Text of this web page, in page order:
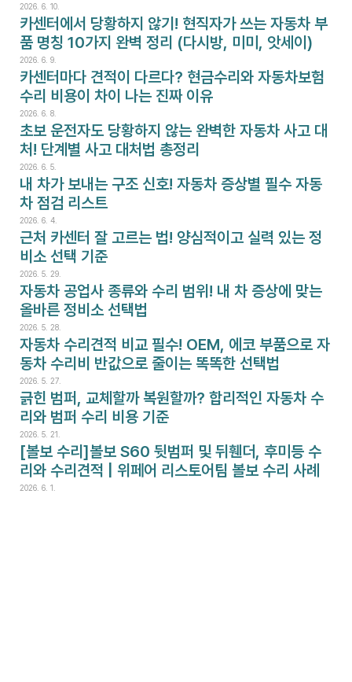
2026. 6. 10.
카센터에서 당황하지 않기! 현직자가 쓰는 자동차 부
품 명칭 10가지 완벽 정리 (다시방, 미미, 앗세이)
2026. 6. 9.
카센터마다 견적이 다르다? 현금수리와 자동차보험
수리 비용이 차이 나는 진짜 이유
2026. 6. 8.
초보 운전자도 당황하지 않는 완벽한 자동차 사고 대
처! 단계별 사고 대처법 총정리
2026. 6. 5.
내 차가 보내는 구조 신호! 자동차 증상별 필수 자동
차 점검 리스트
2026. 6. 4.
근처 카센터 잘 고르는 법! 양심적이고 실력 있는 정
비소 선택 기준
2026. 5. 29.
자동차 공업사 종류와 수리 범위! 내 차 증상에 맞는
올바른 정비소 선택법
2026. 5. 28.
자동차 수리견적 비교 필수! OEM, 에코 부품으로 자
동차 수리비 반값으로 줄이는 똑똑한 선택법
2026. 5. 27.
긁힌 범퍼, 교체할까 복원할까? 합리적인 자동차 수
리와 범퍼 수리 비용 기준
2026. 5. 21.
[볼보 수리]볼보 S60 뒷범퍼 및 뒤휀더, 후미등 수
리와 수리견적 | 위페어 리스토어팀 볼보 수리 사례
2026. 6. 1.